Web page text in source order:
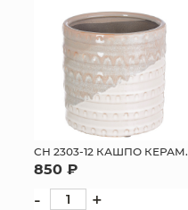
СН 2303-12 КАШПО КЕРАМ.
850 ₽
- +